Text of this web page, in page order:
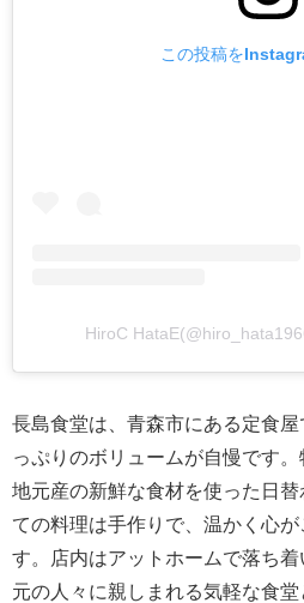
この投稿を
HiroC
長島食堂は、青森市にある定食
っぷりのボリュームが自慢です。
地元産の新鮮な食材を使った日
ての料理は手作りで、温かく心
す。店内はアットホームで落ち
元の人々に親しまれる気軽な食堂